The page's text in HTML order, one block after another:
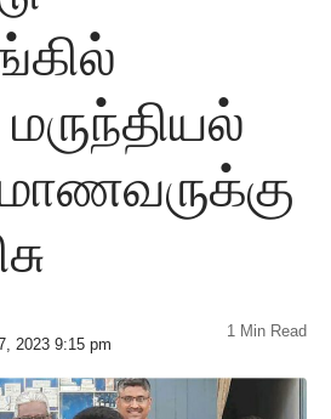
மருந்தியல்
2023 9:15 pm
1 Min Read